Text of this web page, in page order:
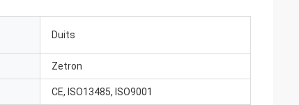
Duits
Zetron
CE, ISO13485, ISO9001